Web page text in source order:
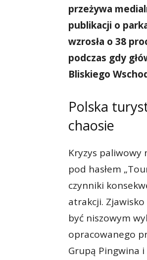
przeżywa
publikacji o
wzrosła o 38
podczas gdy
Bliskiego
Polska
chaosie
Kryzys
pod hasłem
czynniki
atrakcji. Zjawisko
być niszowym
opracowanego
Grupą Pingwina